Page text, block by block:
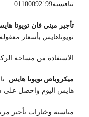
تنافسية01100092199.
تأجير ميني فان تويوتا
تويوتاهايس بأسعار
الاستفادة من مساحة
ميكروباص تويوتا هايس:
هايس اليوم واحصل على
مناسبة وخيارات تأجير